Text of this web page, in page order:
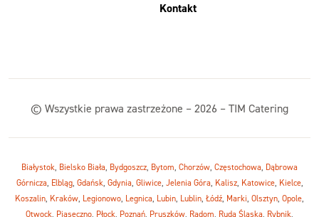
Kontakt
© Wszystkie prawa zastrzeżone – 2026 – TIM Catering
Białystok, Bielsko Biała, Bydgoszcz, Bytom, Chorzów, Częstochowa, Dąbrowa
Górnicza, Elbląg, Gdańsk, Gdynia, Gliwice, Jelenia Góra, Kalisz, Katowice, Kielce,
Koszalin, Kraków, Legionowo, Legnica, Lubin, Lublin, Łódź, Marki, Olsztyn, Opole,
Otwock, Piaseczno, Płock, Poznań, Pruszków, Radom, Ruda Śląska, Rybnik,